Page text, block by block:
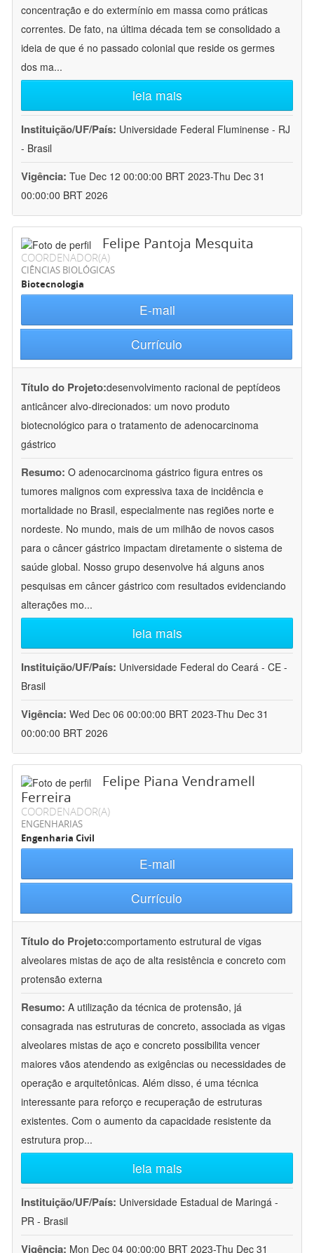
concentração e do extermínio em massa como práticas
correntes. De fato, na última década tem se consolidado a
ideia de que é no passado colonial que reside os germes
dos ma...
leia mais
Instituição/UF/País: Universidade Federal Fluminense - RJ
- Brasil
Vigência: Tue Dec 12 00:00:00 BRT 2023-Thu Dec 31
00:00:00 BRT 2026
Felipe Pantoja Mesquita
COORDENADOR(A)
CIÊNCIAS BIOLÓGICAS
Biotecnologia
E-mail
Currículo
Título do Projeto:desenvolvimento racional de peptídeos
anticâncer alvo-direcionados: um novo produto
biotecnológico para o tratamento de adenocarcinoma
gástrico
Resumo: O adenocarcinoma gástrico figura entres os
tumores malignos com expressiva taxa de incidência e
mortalidade no Brasil, especialmente nas regiões norte e
nordeste. No mundo, mais de um milhão de novos casos
para o câncer gástrico impactam diretamente o sistema de
saúde global. Nosso grupo desenvolve há alguns anos
pesquisas em câncer gástrico com resultados evidenciando
alterações mo...
leia mais
Instituição/UF/País: Universidade Federal do Ceará - CE -
Brasil
Vigência: Wed Dec 06 00:00:00 BRT 2023-Thu Dec 31
00:00:00 BRT 2026
Felipe Piana Vendramell
Ferreira
COORDENADOR(A)
ENGENHARIAS
Engenharia Civil
E-mail
Currículo
Título do Projeto:comportamento estrutural de vigas
alveolares mistas de aço de alta resistência e concreto com
protensão externa
Resumo: A utilização da técnica de protensão, já
consagrada nas estruturas de concreto, associada as vigas
alveolares mistas de aço e concreto possibilita vencer
maiores vãos atendendo as exigências ou necessidades de
operação e arquitetônicas. Além disso, é uma técnica
interessante para reforço e recuperação de estruturas
existentes. Com o aumento da capacidade resistente da
estrutura prop...
leia mais
Instituição/UF/País: Universidade Estadual de Maringá -
PR - Brasil
Vigência: Mon Dec 04 00:00:00 BRT 2023-Thu Dec 31